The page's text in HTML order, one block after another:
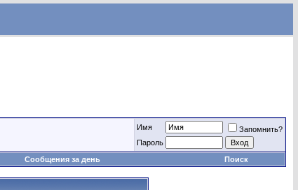
Имя
Запомнить?
Пароль
Сообщения за день Поиск